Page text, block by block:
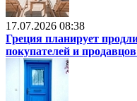
17.07.2026 08:38
Греция планирует
покупателей и